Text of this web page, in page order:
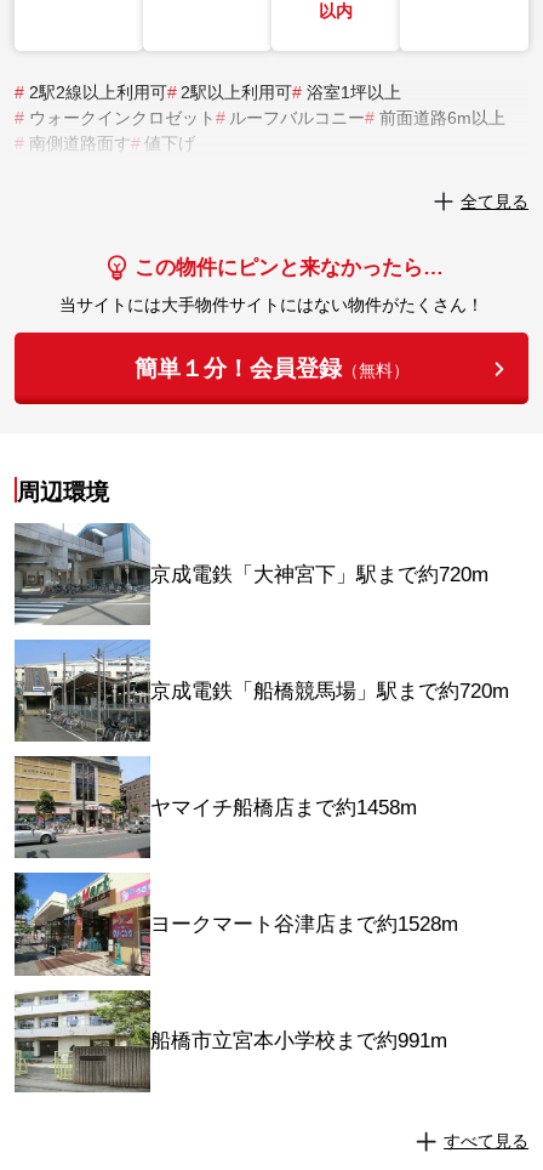
以内
# 2駅2線以上利用可# 2駅以上利用可# 浴室1坪以上
# ウォークインクロゼット# ルーフバルコニー# 前面道路6m以上
# 南側道路面す# 値下げ
実際にこの物件を見学してみませんか？
実際に見学してみる
全て見る
この物件にピンと来なかったら…
当サイトには大手物件サイトにはない物件がたくさん！
簡単１分！会員登録（無料）
周辺環境
京成電鉄「大神宮下」駅まで約720m
京成電鉄「船橋競馬場」駅まで約720m
ヤマイチ船橋店まで約1458m
ヨークマート谷津店まで約1528m
船橋市立宮本小学校まで約991m
すべて見る